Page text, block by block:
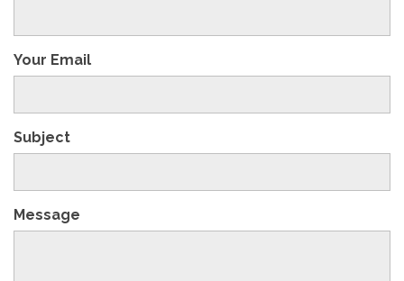
Your Email
Subject
Message